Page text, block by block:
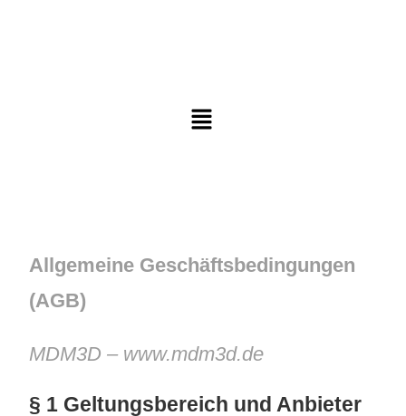
Allgemeine Geschäftsbedingungen
(AGB)
MDM3D – www.mdm3d.de
§ 1 Geltungsbereich und Anbieter